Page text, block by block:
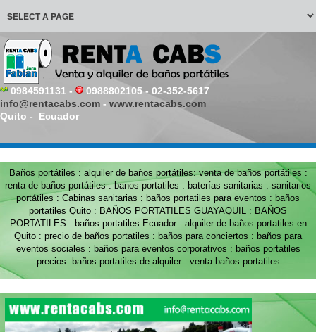
0984591131 -
0988802105 - 02-352-5617
info@rentacabs.com - www.rentacabs.com
Quito - Ecuador
Baños portátiles : alquiler de baños portátiles: venta de baños portátiles :
renta de baños portátiles : banos portatiles : baterías sanitarias : sanitarios
portátiles : Cabinas sanitarias : baños portatiles para eventos : baños
portatiles Quito : BAÑOS PORTATILES GUAYAQUIL : BAÑOS
PORTATILES : baños portatiles Ecuador : alquiler de baños portatiles en
Quito : precio de baños portatiles : baños para conciertos : baños para
eventos sociales : baños para eventos corporativos : baños portatiles
precios :baños portatiles de alquiler : venta baños portatiles